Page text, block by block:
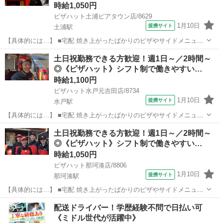
時給1,050円
ピザハット土浦ピアタウン店/8629
土浦駅
提携サイト 1月10日
【具体的には…】 ■宅配 焼き上がったばかりのピザやサイドメニュー
を、 美味しくお客様に召し上がっていただくために安全運転で商品を
お届けします。 ①地図で住所とルートをチェック ②オーダーシートに
記載のある商品を保温バッグに...
茨城 土浦市 土浦駅 デリバリー
土日祝勤務できる方歓迎！週1日～／2時間～
◎《ピザハット》シフト制で働きやすい…
時給1,100円
ピザハット水戸元吉田店/8734
水戸駅
提携サイト 1月10日
【具体的には…】 ■宅配 焼き上がったばかりのピザやサイドメニュー
を、 美味しくお客様に召し上がっていただくために安全運転で商品を
お届けします。 ①地図で住所とルートをチェック ②オーダーシートに
記載のある商品を保温バッグに...
茨城 水戸市 水戸駅 デリバリー
土日祝勤務できる方歓迎！週1日～／2時間～
◎《ピザハット》シフト制で働きやすい…
時給1,050円
ピザハット那珂湊店/8806
那珂湊駅
提携サイト 1月10日
【具体的には…】 ■宅配 焼き上がったばかりのピザやサイドメニュー
を、 美味しくお客様に召し上がっていただくために安全運転で商品を
お届けします。 ①地図で住所とルートをチェック ②オーダーシートに
記載のある商品を保温バッグに...
茨城 ひたちなか市 那珂湊駅 デリバリー
配送ドライバー！学歴経験不問で日払い可
《ミドル世代が活躍中》